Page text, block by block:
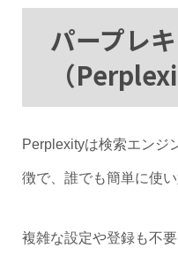
パープレ
（
Perplexityは検索エンジ
徴で、誰でも簡単に使
複雑な設定や登録も不